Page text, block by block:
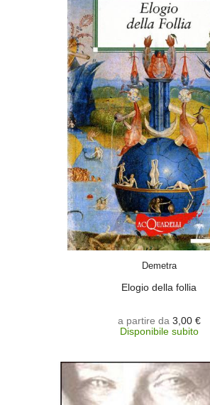
Demetra
Elogio della follia
a partire da 3,00 €
Disponibile subito